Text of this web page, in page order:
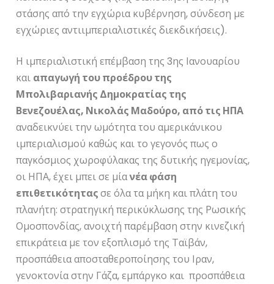
στάσης από την εγχώρια κυβέρνηση, σύνδεση με
εγχώριες αντιιμπεριαλιστικές διεκδικήσεις).
Η ιμπεριαλιστική επέμβαση της 3ης Ιανουαρίου
και απαγωγή του προέδρου της
Μπολιβαριανής Δημοκρατίας της
Βενεζουέλας, Νικολάς Μαδούρο, από τις ΗΠΑ
αναδεικνύει την ωμότητα του αμερικάνικου
ιμπεριαλισμού καθώς και το γεγονός πως ο
παγκόσμιος χωροφύλακας της δυτικής ηγεμονίας,
οι ΗΠΑ, έχει μπει σε μίανέα φάση
επιθετικότηταςσε όλα τα μήκη και πλάτη του
πλανήτη: στρατηγική περικύκλωσης της Ρωσικής
Ομοσπονδίας, ανοιχτή παρέμβαση στην κινεζική
επικράτεια με τον εξοπλισμό της Ταϊβάν,
προσπάθεια αποσταθεροποίησης του Ιραν,
γενοκτονία στην Γάζα, εμπάργκο και προσπάθεια